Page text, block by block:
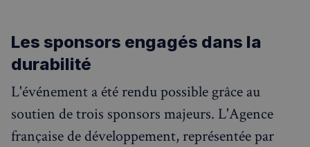
Les sponsors engagés dans la
durabilité
L'événement a été rendu possible grâce au
soutien de trois sponsors majeurs. L'Agence
française de développement, représentée par